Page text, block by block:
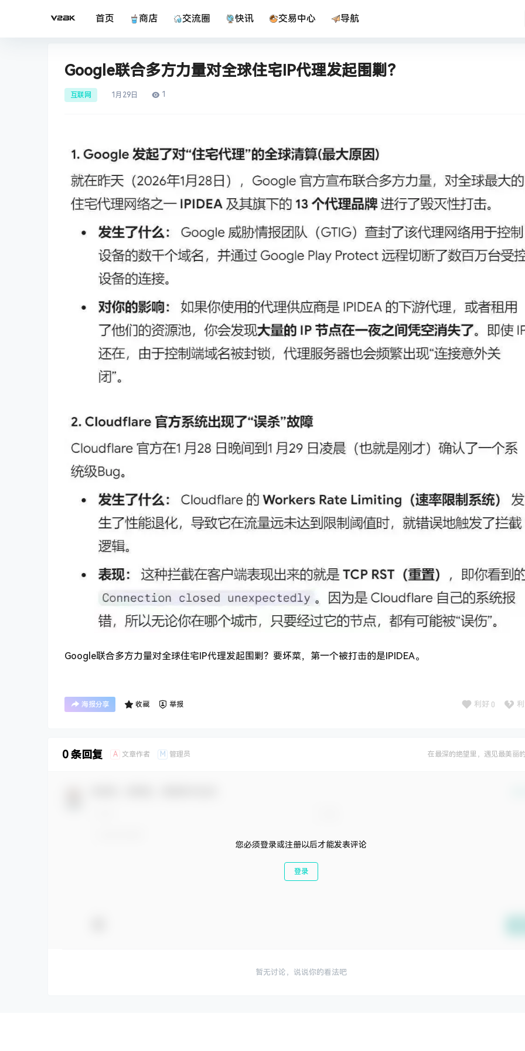
首页 商店 交流圈 快讯 交易中心 导航
Google联合多方力量对全球住宅IP代理发起围剿？
互联网 1月 29日 1
Google联合多方力量对全球住宅IP代理发起围剿？要坏菜，第一个被打击的是IPIDEA。
海报分享 收藏 举报 利好 0
0 条回复 A 文章作者 M 管理员 在最深的绝望里，遇见最美丽
您必须登录或注册以后才能发表评论
登录
暂无讨论，说说你的看法吧